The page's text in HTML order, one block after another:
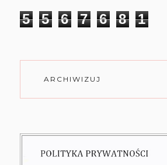
5 5 6 7 6 8 1
ARCHIWIZUJ